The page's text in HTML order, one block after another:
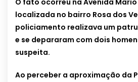
O fato ocorreu na Avenida
localizada no bairro Rosa dos
policiamento realizava um
e se depararam com dois
suspeita.
Ao perceber a aproximação da